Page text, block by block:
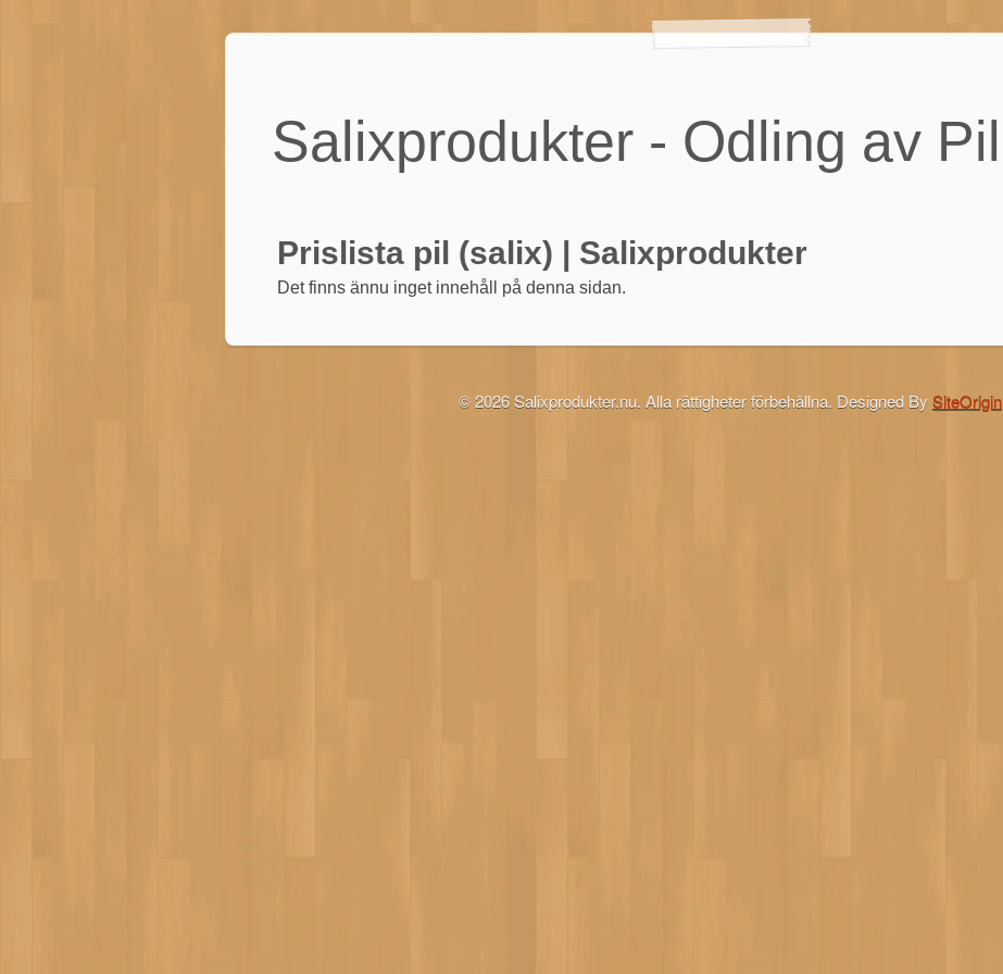
Salixprodukter - Odling av Pil
Prislista pil (salix) | Salixprodukter
Det finns ännu inget innehåll på denna sidan.
© 2026 Salixprodukter.nu. Alla rättigheter förbehållna. Designed By SiteOrigin